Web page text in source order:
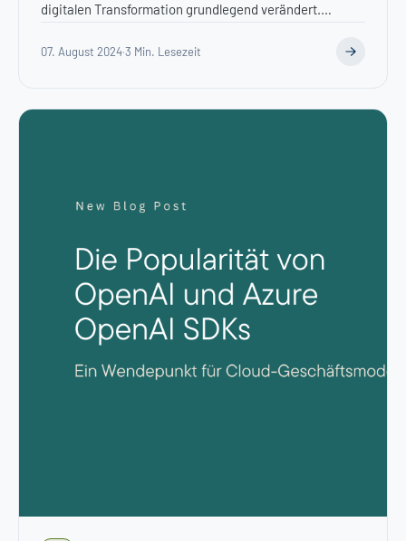
digitalen Transformation grundlegend verändert.
07. August 2024·3 Min. Lesezeit